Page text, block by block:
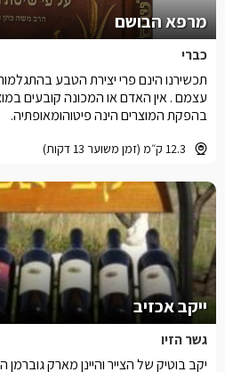
מרפא הבושם
כברי
12.3 ק״מ (זמן משוער 13 דקות)
תכשירנו הינם פרי יצירת הטבע
עצמם . אין האדם או המכונה קובעים
בהפקת המוצרים הינה פיטוהומאופתיה.
ייקב אכזיב
גשר הזיו
יקב בוטיק של הצייר והיינן מארק